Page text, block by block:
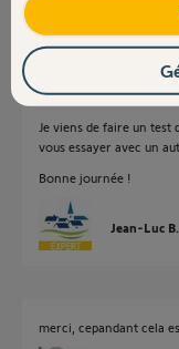
Réponses
Bonjour
Je viens de faire un
vous essayer avec un
Bonne journée !
Jean-Luc B.
merci, cepandant cela